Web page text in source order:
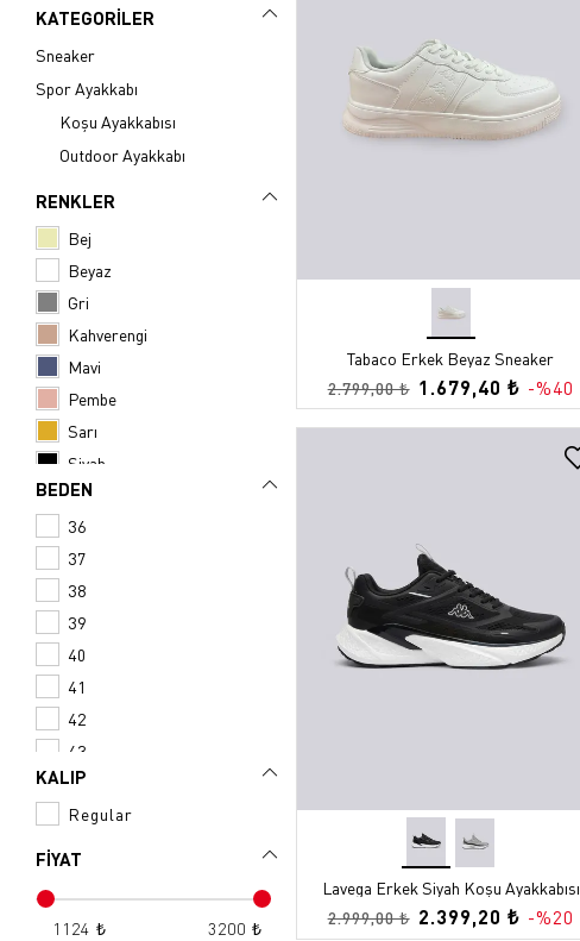
Eşofman Üstü
Sweatshirt
Eşofman Altı
Eşofman Üstü
Eşofman Altı
Yağmurluk
KATEGORİLER
Sneaker
Spor Ayakkabı
Koşu Ayakkabısı
Outdoor Ayakkabı
RENKLER
Bej
Beyaz
Gri
Kahverengi
Mavi
Pembe
Sarı
Siyah
Turuncu
Yeşil
BEDEN
36
37
38
39
40
41
42
43
44
45
KALIP
Regular
FİYAT
1124 ₺ 3200 ₺
Tabaco Erkek Beyaz Sneaker
2.799,00 ₺ 1.679,40 ₺ -%40
Lavega Erkek Siyah Koşu Ayakkabısı
2.999,00 ₺ 2.399,20 ₺ -%20